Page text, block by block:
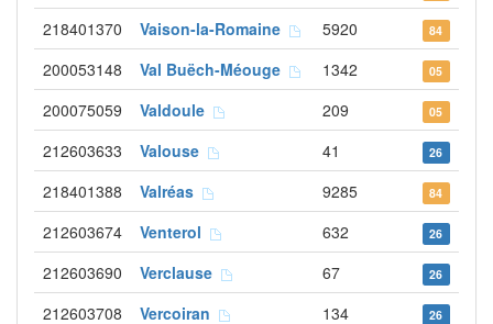
218401370 Vaison-la-Romaine 5920 84
200053148 Val Buëch-Méouge 1342 05
200075059 Valdoule 209 05
212603633 Valouse 41 26
218401388 Valréas 9285 84
212603674 Venterol 632 26
212603690 Verclause 67 26
212603708 Vercoiran 134 26